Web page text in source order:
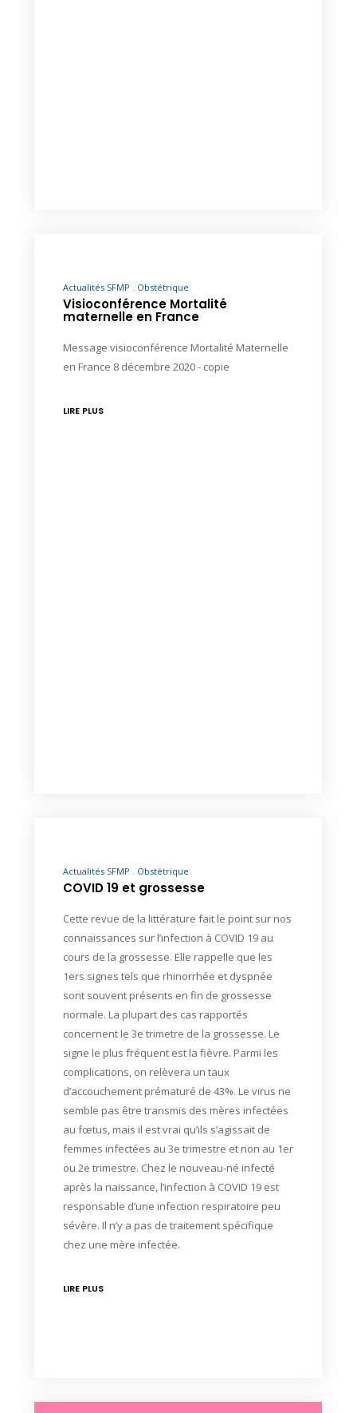
Actualités SFMP Obstétrique
Visioconférence Mortalité
maternelle en France
Message visioconférence Mortalité Maternelle
en France 8 décembre 2020 - copie
LIRE PLUS
Actualités SFMP Obstétrique
COVID 19 et grossesse
Cette revue de la littérature fait le point sur nos
connaissances sur l’infection à COVID 19 au
cours de la grossesse. Elle rappelle que les
1ers signes tels que rhinorrhée et dyspnée
sont souvent présents en fin de grossesse
normale. La plupart des cas rapportés
concernent le 3e trimetre de la grossesse. Le
signe le plus fréquent est la fièvre. Parmi les
complications, on relèvera un taux
d’accouchement prématuré de 43%. Le virus ne
semble pas être transmis des mères infectées
au fœtus, mais il est vrai qu’ils s’agissait de
femmes infectées au 3e trimestre et non au 1er
ou 2e trimestre. Chez le nouveau-né infecté
après la naissance, l’infection à COVID 19 est
responsable d’une infection respiratoire peu
sévère. Il n’y a pas de traitement spécifique
chez une mère infectée.
LIRE PLUS